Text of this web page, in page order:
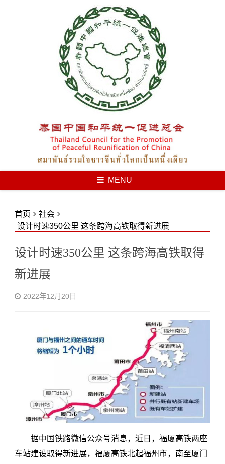
MENU
首页
社会
设计时速350公里 这条跨海高铁取得新进展
设计时速350公里 这条跨海高铁取得
新进展
2022年12月20日
据中国铁路微信公众号消息，近日，福厦高铁两座
车站建设取得新进展，福厦高铁北起福州市，南至厦门